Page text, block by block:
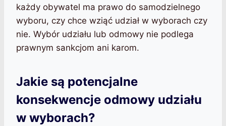
każdy obywatel ma prawo do samodzielnego
wyboru, czy chce wziąć udział w wyborach czy
nie. Wybór udziału lub odmowy nie podlega
prawnym sankcjom ani karom.
Jakie są potencjalne
konsekwencje odmowy udziału
w wyborach?